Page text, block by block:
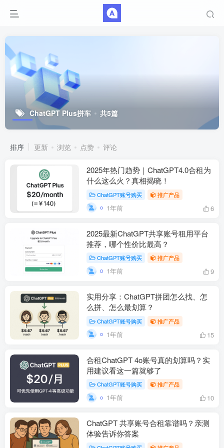
ChatGPT Plus拼车 共5篇
排序 更新 浏览 点赞 评论
2025年热门趋势｜ChatGPT4.0合租为
什么这么火？真相揭晓！
ChatGPT账号购买 推广产品
1年前 6
2025最新ChatGPT共享账号租用平台
推荐，哪个性价比最高？
ChatGPT账号购买 推广产品
1年前 9
实用分享：ChatGPT拼团怎么找、怎
么拼、怎么最划算？
ChatGPT账号购买 推广产品
1年前 15
合租ChatGPT 4o账号真的划算吗？实
用建议看这一篇就够了
ChatGPT账号购买 推广产品
1年前 10
ChatGPT 共享账号合租靠谱吗？亲测
体验告诉你答案